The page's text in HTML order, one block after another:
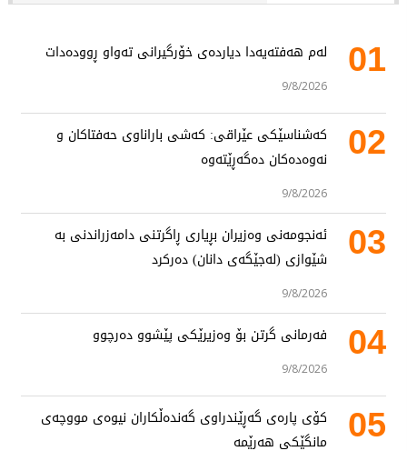
01 لەم هەفتەیەدا دیاردەی خۆرگیرانی تەواو ڕوودەدات
9/8/2026
02
کەشناسێکی عێراقی: کەشی باراناوی حەفتاکان و
نەوەدەکان دەگەڕێتەوە
9/8/2026
03
ئەنجومەنی وەزیران بڕیاری ڕاگرتنی دامەزراندنی بە
شێوازی (لەجێگەی دانان) دەرکرد
9/8/2026
04 فەرمانی گرتن بۆ وەزیرێکی پێشوو دەرچوو
9/8/2026
05
کۆی پارەی گەڕێندراوی گەندەڵکاران نیوەی مووچەی
مانگێکی هەرێمە